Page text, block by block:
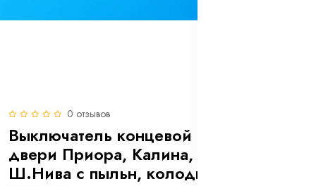
0 отзывов
Выключатель концевой капота,
двери Приора, Калина, Гранта,
Ш.Нива с пыльн, колодкой и пров.